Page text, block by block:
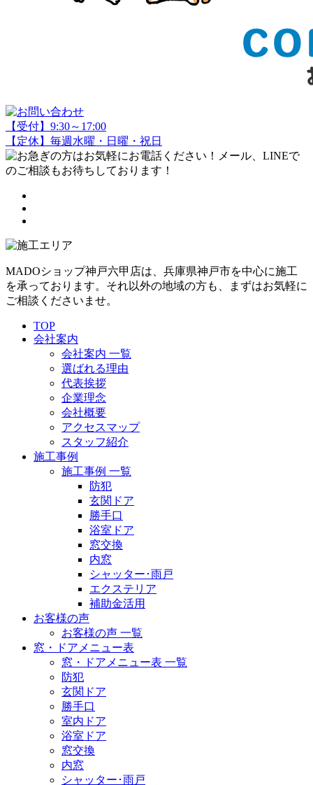
【受付】9:30～17:00
【定休】毎週水曜・日曜・祝日
MADOショップ神戸六甲店は、兵庫県神戸市を中心に施工
を承っております。それ以外の地域の方も、まずはお気軽に
ご相談くださいませ。
TOP
会社案内
会社案内 一覧
選ばれる理由
代表挨拶
企業理念
会社概要
アクセスマップ
スタッフ紹介
施工事例
施工事例 一覧
防犯
玄関ドア
勝手口
浴室ドア
窓交換
内窓
シャッター･雨戸
エクステリア
補助金活用
お客様の声
お客様の声 一覧
窓・ドアメニュー表
窓・ドアメニュー表 一覧
防犯
玄関ドア
勝手口
室内ドア
浴室ドア
窓交換
内窓
シャッター･雨戸